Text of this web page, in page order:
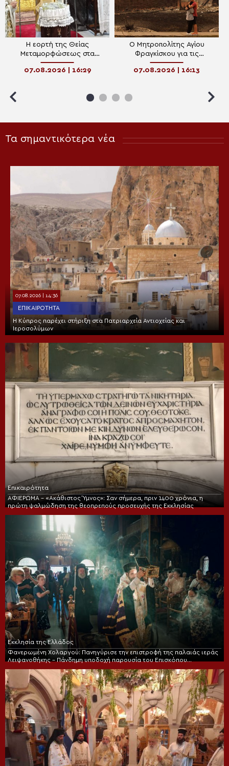
Η εορτή της Θείας
Μεταμορφώσεως στα
Ιωάννινα
07.08.2026 | 16:29
Ο Μητροπολίτης Αγίου
Φραγκίσκου για τις
πυρκαγιές στο Σποκέιν και
την κοινότητα της Αγίας
07.08.2026 | 16:13
Τα σημαντικότερα νέα
07.08.2026 | 14:36
ΕΠΙΚΑΙΡΌΤΗΤΑ
Η Κύπρος παρέχει στήριξη στα Πατριαρχεία Αντιοχείας και
Ιεροσολύμων
Επικαιρότητα
ΑΦΙΕΡΩΜΑ – «Ακάθιστος Ύμνος»: Σαν σήμερα, πριν 1400 χρόνια, η
πρώτη ψαλμώδηση της θεοπρεπούς προσευχής της Εκκλησίας
Εκκλησία της Ελλάδος
Φανερωμένη Χολαργού: Πανηγύρισε την επιστροφή της παλαιάς ιεράς
Λειψανοθήκης – Πάνδημη υποδοχή παρουσία του Επισκόπου